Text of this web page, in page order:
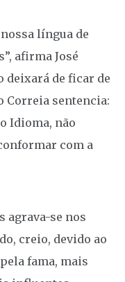
língua de
afirma José
deixará de ficar de
Correia sentencia:
Idioma, não
com a
agrava-se nos
creio, devido ao
fama, mais